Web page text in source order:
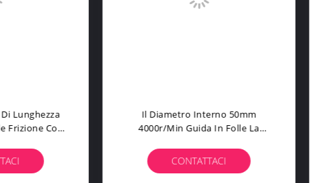
Il Diametro Interno 50mm
4000r/min Guida In Folle La
CONTATTACI
Sopportare Di Sostegno
Contatta Lo Sprag Di
CONTATTACI